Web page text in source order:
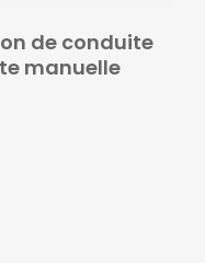
Ajouter Au Panier
de conduite
manuelle